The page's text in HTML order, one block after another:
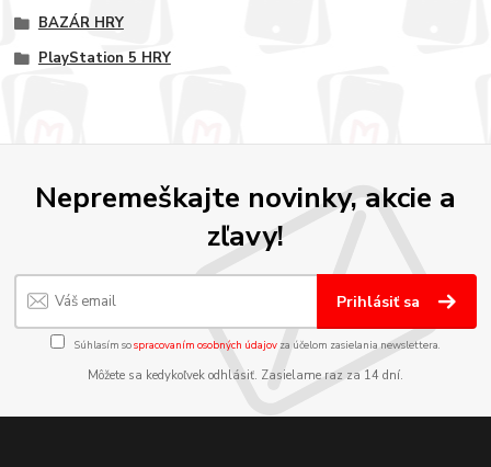
BAZÁR HRY
PlayStation 5 HRY
Nepremeškajte novinky, akcie a
zľavy!
Prihlásiť sa
Súhlasím sospracovaním osobných údajov za účelom zasielania newslettera.
Môžete sa kedykoľvek odhlásiť. Zasielame raz za 14 dní.